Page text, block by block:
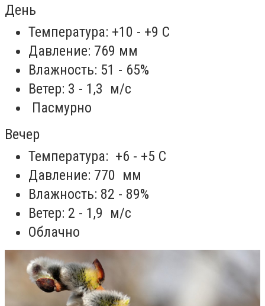
День
Температура: +10 - +9 С
Давление: 769 мм
Влажность: 51 - 65%
Ветер: 3 - 1,3 м/с
Пасмурно
Вечер
Температура: +6 - +5 С
Давление: 770 мм
Влажность: 82 - 89%
Ветер: 2 - 1,9 м/с
Облачно